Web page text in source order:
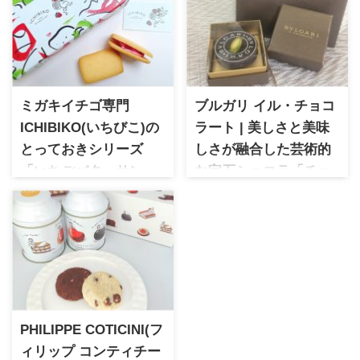
ミガキイチゴ専門
ICHIBIKO(いちびこ)の
とっておきシリーズ
「いちごバターサン
ド」
2017年にミガキイチゴ専門ブ
ランドとして誕生し、スイー
ツ専門ならではのいちごの焼
き菓子として生まれた「とっ
ておきシリーズ」酸味とバタ
ーのバランスが絶妙のバター
フェタイムにぴったりです。
ブルガリ イル・チョコ
ラート | 美しさと美味
しさが融合した芸術的
な宝石ショコラ「チョ
PHILIPPE COTICINI(フ
ィリップ コンティチー